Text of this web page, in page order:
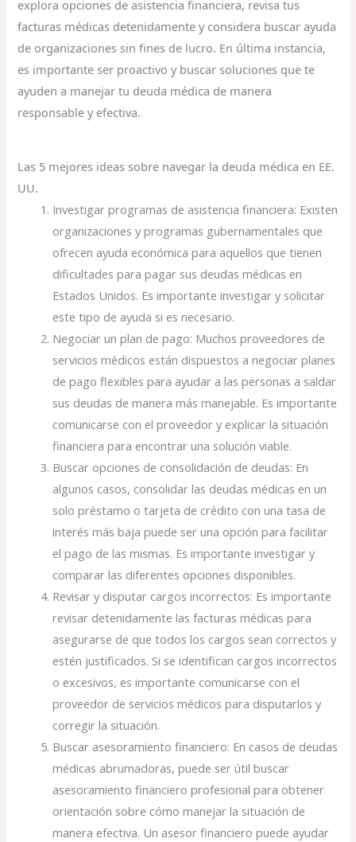
explora opciones de asistencia financiera, revisa tus
facturas médicas detenidamente y considera buscar ayuda
de organizaciones sin fines de lucro. En última instancia,
es importante ser proactivo y buscar soluciones que te
ayuden a manejar tu deuda médica de manera
responsable y efectiva.
Las 5 mejores ideas sobre navegar la deuda médica en EE.
UU.
Investigar programas de asistencia financiera: Existen
organizaciones y programas gubernamentales que
ofrecen ayuda económica para aquellos que tienen
dificultades para pagar sus deudas médicas en
Estados Unidos. Es importante investigar y solicitar
este tipo de ayuda si es necesario.
Negociar un plan de pago: Muchos proveedores de
servicios médicos están dispuestos a negociar planes
de pago flexibles para ayudar a las personas a saldar
sus deudas de manera más manejable. Es importante
comunicarse con el proveedor y explicar la situación
financiera para encontrar una solución viable.
Buscar opciones de consolidación de deudas: En
algunos casos, consolidar las deudas médicas en un
solo préstamo o tarjeta de crédito con una tasa de
interés más baja puede ser una opción para facilitar
el pago de las mismas. Es importante investigar y
comparar las diferentes opciones disponibles.
Revisar y disputar cargos incorrectos: Es importante
revisar detenidamente las facturas médicas para
asegurarse de que todos los cargos sean correctos y
estén justificados. Si se identifican cargos incorrectos
o excesivos, es importante comunicarse con el
proveedor de servicios médicos para disputarlos y
corregir la situación.
Buscar asesoramiento financiero: En casos de deudas
médicas abrumadoras, puede ser útil buscar
asesoramiento financiero profesional para obtener
orientación sobre cómo manejar la situación de
manera efectiva. Un asesor financiero puede ayudar